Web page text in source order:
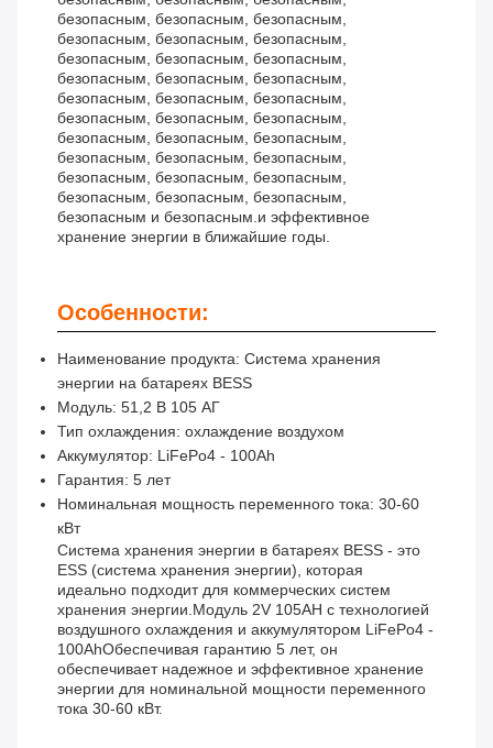
безопасным, безопасным, безопасным,
безопасным, безопасным, безопасным,
безопасным, безопасным, безопасным,
безопасным, безопасным, безопасным,
безопасным, безопасным, безопасным,
безопасным, безопасным, безопасным,
безопасным, безопасным, безопасным,
безопасным, безопасным, безопасным,
безопасным, безопасным, безопасным,
безопасным, безопасным, безопасным,
безопасным и безопасным.и эффективное
хранение энергии в ближайшие годы.
Особенности:
Наименование продукта: Система хранения
энергии на батареях BESS
Модуль: 51,2 В 105 АГ
Тип охлаждения: охлаждение воздухом
Аккумулятор: LiFePo4 - 100Ah
Гарантия: 5 лет
Номинальная мощность переменного тока: 30-60
кВт
Система хранения энергии в батареях BESS - это
ESS (система хранения энергии), которая
идеально подходит для коммерческих систем
хранения энергии.Модуль 2V 105AH с технологией
воздушного охлаждения и аккумулятором LiFePo4 -
100AhОбеспечивая гарантию 5 лет, он
обеспечивает надежное и эффективное хранение
энергии для номинальной мощности переменного
тока 30-60 кВт.